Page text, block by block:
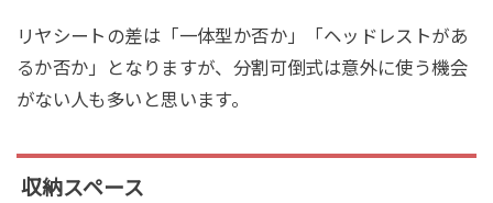
リヤシートの差は「一体型か否か」「ヘッドレストがあ
るか否か」となりますが、分割可倒式は意外に使う機会
がない人も多いと思います。
収納スペース